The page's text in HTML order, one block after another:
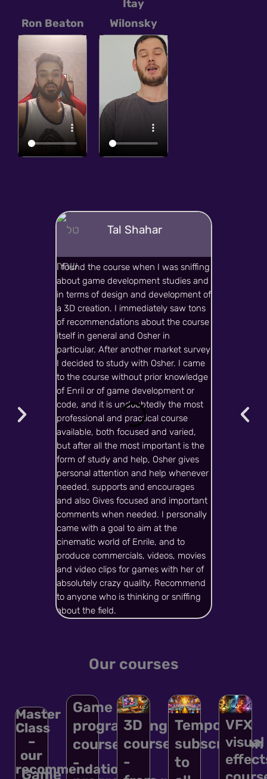
Ron Beaton
Itay
Wilonsky
Tal Shahar
I found the course when I was sniffing
about game development studies and
in terms of design and development of
a 3D creation. I immediately saw tons
of recommendations about the course
itself in general and Osher in
particular. After another market survey
I decided to study with Osher. I came
to the course without prior knowledge
of Enril or of game development or
code, and it is undoubtedly the most
professional and practical course
available, both focused and varied,
but after all the most important is the
form of study and help, Osher gives
personal attention and help whenever
needed, supports and encourages
and also Gives focused and important
comments when needed. I personally
came with a goal to aim at the
cinematic world of Enrile, and to
produce commercials, videos, movies
and video clips for games with her of
absolutely crazy quality. Recommend
to anyone who is thinking or sniffing
about the field.
Our courses
Game
programming
course
-
Master
Class
–
our
recommendation!
Game
3D
course
-
Temporary
subscription
to
VFX
visual